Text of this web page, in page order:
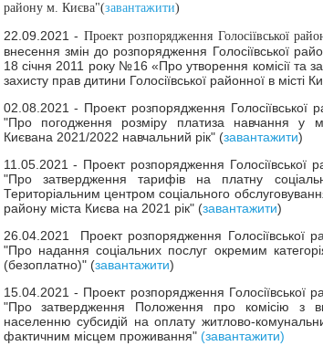
району м. Києва"(завантажити)
22.09.2021 - Проект розпорядження Голосіївської
внесення змін до розпорядження Голосіївської
18 січня 2011 року №16 «Про утворення комісії та
захисту прав дитини Голосіївської районної в місті
02.08.2021 - Проект розпорядження Голосіївської
"Про погодження розміру платиза навчання у
Києвана 2021/2022 навчальний рік" (завантажити)
11.05.2021 - Проект розпорядження Голосіївської
"Про затвердження тарифів на платну
Територіальним центром соціального
району міста Києва на 2021 рік" (завантажити)
26.04.2021 Проект розпорядження Голосіївської
"Про надання соціальних послуг окремим
(безоплатно)" (завантажити)
15.04.2021 - Проект розпорядження Голосіївської
"Про затвердження Положення про комісію з
населенню субсидій на оплату житлово-
фактичним місцем проживання" (завантажити)